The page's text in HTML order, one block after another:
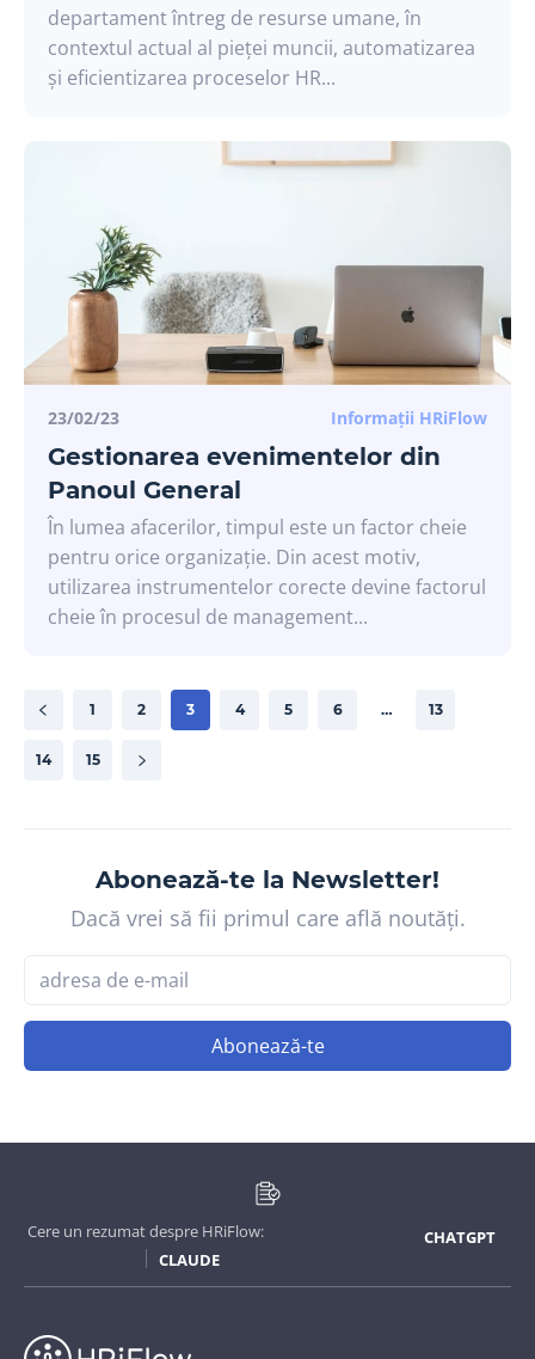
departament întreg de resurse umane, în
contextul actual al pieței muncii, automatizarea
și eficientizarea proceselor HR...
23/02/23 Informații HRiFlow
Gestionarea evenimentelor din
Panoul General
În lumea afacerilor, timpul este un factor cheie
pentru orice organizație. Din acest motiv,
utilizarea instrumentelor corecte devine factorul
cheie în procesul de management...
1 2 3 4 5 6 … 13
14 15
Abonează-te la Newsletter!
Dacă vrei să fii primul care află noutăți.
Abonează-te
Cere un rezumat despre HRiFlow:
CHATGPT
CLAUDE